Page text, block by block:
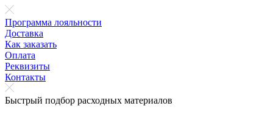
Программа лояльности
Доставка
Как заказать
Оплата
Реквизиты
Контакты
Быстрый подбор расходных материалов